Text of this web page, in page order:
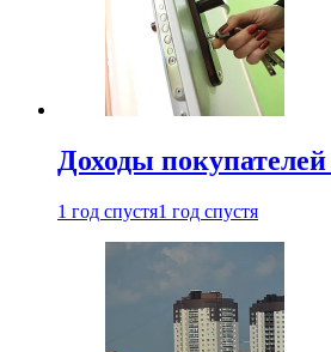
Доходы
1 год спустя1 год спустя